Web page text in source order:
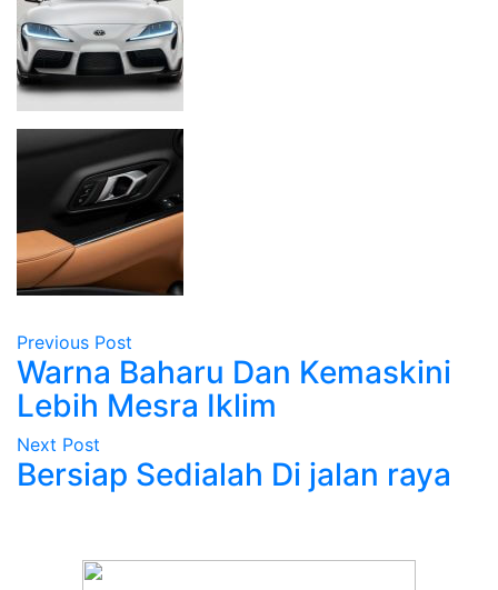
Previous Post
Warna Baharu Dan Kemaskini
Lebih Mesra Iklim
Next Post
Bersiap Sedialah Di jalan raya